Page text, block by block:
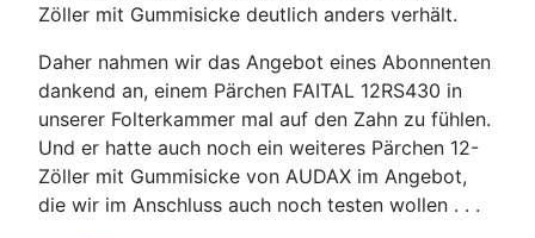
Zöller mit Gummisicke deutlich anders verhält.
Daher nahmen wir das Angebot eines Abonnenten
dankend an, einem Pärchen FAITAL 12RS430 in
unserer Folterkammer mal auf den Zahn zu fühlen.
Und er hatte auch noch ein weiteres Pärchen 12-
Zöller mit Gummisicke von AUDAX im Angebot,
die wir im Anschluss auch noch testen wollen . . .